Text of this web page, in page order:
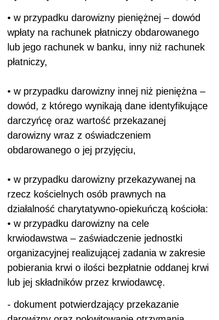
• w przypadku darowizny pieniężnej – dowód
wpłaty na rachunek płatniczy obdarowanego
lub jego rachunek w banku, inny niż rachunek
płatniczy,
• w przypadku darowizny innej niż pieniężna –
dowód, z którego wynikają dane identyfikujące
darczyńcę oraz wartość przekazanej
darowizny wraz z oświadczeniem
obdarowanego o jej przyjęciu,
• w przypadku darowizny przekazywanej na
rzecz kościelnych osób prawnych na
działalność charytatywno-opiekuńczą kościoła:
• w przypadku darowizny na cele
krwiodawstwa – zaświadczenie jednostki
organizacyjnej realizującej zadania w zakresie
pobierania krwi o ilości bezpłatnie oddanej krwi
lub jej składników przez krwiodawcę.
- dokument potwierdzający przekazanie